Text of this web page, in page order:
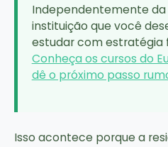
Independentemente
instituição que você
estudar com estratégia
Conheça os cursos do
dê o próximo passo
Isso acontece porque a